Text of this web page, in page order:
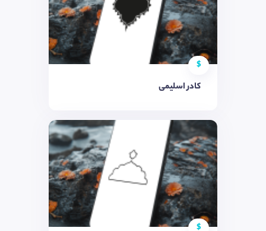
$
کادر اسلیمی
$